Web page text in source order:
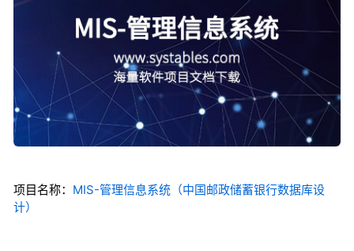
项目名称： MIS-管理信息系统（中国邮政储蓄银行数据库设
计）